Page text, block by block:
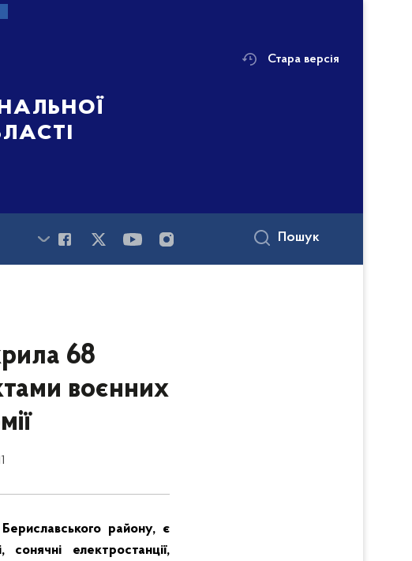
Стара версія
Пошук
68
воєнних
району, є
електростанції,